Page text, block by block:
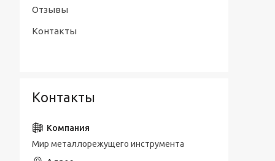
Отзывы
Контакты
Контакты
Мир металлорежущего инструмента